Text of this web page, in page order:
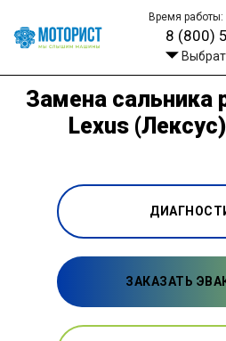
Время
8 (800)
Замена сальника
Lexus
ЗАКАЗАТЬ